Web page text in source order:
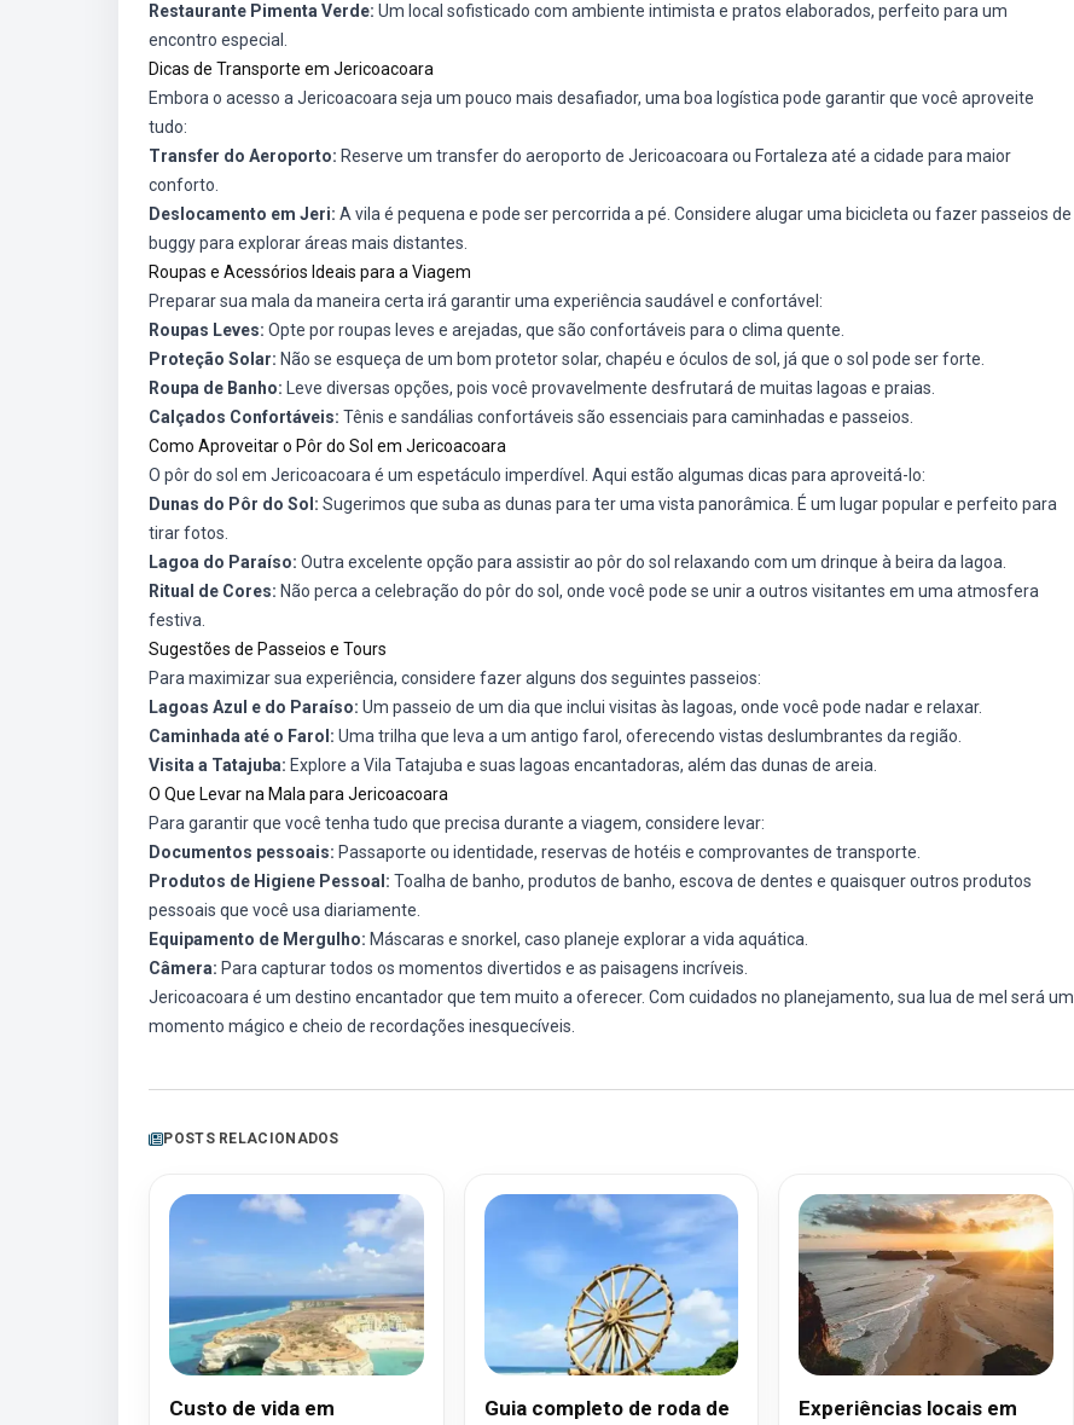
Restaurante Pimenta Verde: Um local sofisticado com ambiente intimista e pratos elaborados, perfeito para um
encontro especial.
Dicas de Transporte em Jericoacoara
Embora o acesso a Jericoacoara seja um pouco mais desafiador, uma boa logística pode garantir que você aproveite
tudo:
Transfer do Aeroporto: Reserve um transfer do aeroporto de Jericoacoara ou Fortaleza até a cidade para maior
conforto.
Deslocamento em Jeri: A vila é pequena e pode ser percorrida a pé. Considere alugar uma bicicleta ou fazer passeios de
buggy para explorar áreas mais distantes.
Roupas e Acessórios Ideais para a Viagem
Preparar sua mala da maneira certa irá garantir uma experiência saudável e confortável:
Roupas Leves: Opte por roupas leves e arejadas, que são confortáveis para o clima quente.
Proteção Solar: Não se esqueça de um bom protetor solar, chapéu e óculos de sol, já que o sol pode ser forte.
Roupa de Banho: Leve diversas opções, pois você provavelmente desfrutará de muitas lagoas e praias.
Calçados Confortáveis: Tênis e sandálias confortáveis são essenciais para caminhadas e passeios.
Como Aproveitar o Pôr do Sol em Jericoacoara
O pôr do sol em Jericoacoara é um espetáculo imperdível. Aqui estão algumas dicas para aproveitá-lo:
Dunas do Pôr do Sol: Sugerimos que suba as dunas para ter uma vista panorâmica. É um lugar popular e perfeito para
tirar fotos.
Lagoa do Paraíso: Outra excelente opção para assistir ao pôr do sol relaxando com um drinque à beira da lagoa.
Ritual de Cores: Não perca a celebração do pôr do sol, onde você pode se unir a outros visitantes em uma atmosfera
festiva.
Sugestões de Passeios e Tours
Para maximizar sua experiência, considere fazer alguns dos seguintes passeios:
Lagoas Azul e do Paraíso: Um passeio de um dia que inclui visitas às lagoas, onde você pode nadar e relaxar.
Caminhada até o Farol: Uma trilha que leva a um antigo farol, oferecendo vistas deslumbrantes da região.
Visita a Tatajuba: Explore a Vila Tatajuba e suas lagoas encantadoras, além das dunas de areia.
O Que Levar na Mala para Jericoacoara
Para garantir que você tenha tudo que precisa durante a viagem, considere levar:
Documentos pessoais: Passaporte ou identidade, reservas de hotéis e comprovantes de transporte.
Produtos de Higiene Pessoal: Toalha de banho, produtos de banho, escova de dentes e quaisquer outros produtos
pessoais que você usa diariamente.
Equipamento de Mergulho: Máscaras e snorkel, caso planeje explorar a vida aquática.
Câmera: Para capturar todos os momentos divertidos e as paisagens incríveis.
Jericoacoara é um destino encantador que tem muito a oferecer. Com cuidados no planejamento, sua lua de mel será um
momento mágico e cheio de recordações inesquecíveis.
POSTS RELACIONADOS
Custo de vida em
Guia completo de roda de
Experiências locais em